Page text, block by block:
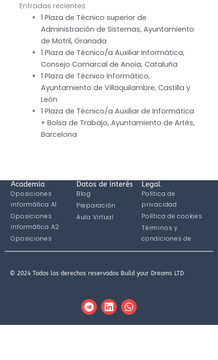
Entradas recientes
1 Plaza de Técnico superior de
Administración de Sistemas, Ayuntamiento
de Motril, Granada
1 Plaza de Técnico/a Auxiliar Informática,
Consejo Comarcal de Anoia, Cataluña
1 Plaza de Técnico Informático,
Ayuntamiento de Villaquilambre, Castilla y
León
1 Plaza de Técnico/a Auxiliar de Informática
+ Bolsa de Trabajo, Ayuntamiento de Artés,
Barcelona
Academia
Oposiciones
informática A1
Oposiciones
informática A2
Oposiciones
informática C1
Datos de interés
Blog
Preparación
Aula Virtual
Legal
Política de
privacidad
Política de cookies
Términos y
condiciones de
compra
© 2024 Todos los derechos reservados Build your Dreams LTD
T
e
l
L
i
n
W
h
a